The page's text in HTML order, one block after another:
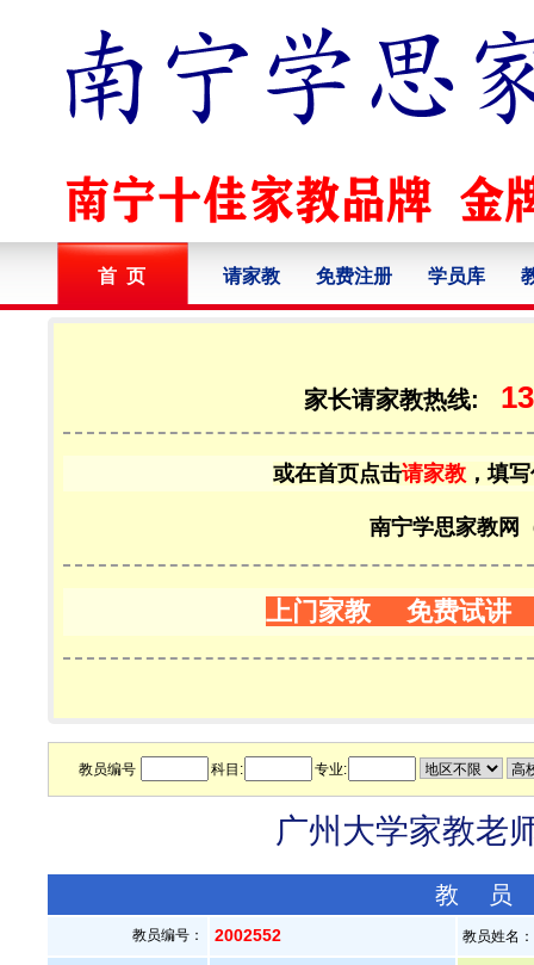
首 页 请家教 免费注册 学员库
家长请家教热线:
或在首页点击请家教 ，填
南宁学思家教网
上门家教 免费试讲
教员编号 科目: 专业:
广州大学家教老
教
教员编号： 2002552 教员姓名